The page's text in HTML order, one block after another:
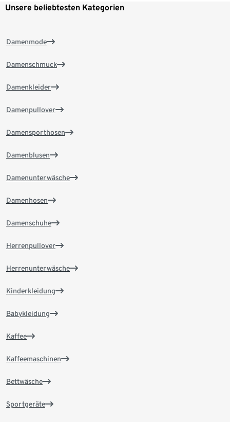
Unsere beliebtesten Kategorien
Damenmode
Damenschmuck
Damenkleider
Damenpullover
Damensporthosen
Damenblusen
Damenunterwäsche
Damenhosen
Damenschuhe
Herrenpullover
Herrenunterwäsche
Kinderkleidung
Babykleidung
Kaffee
Kaffeemaschinen
Bettwäsche
Sportgeräte